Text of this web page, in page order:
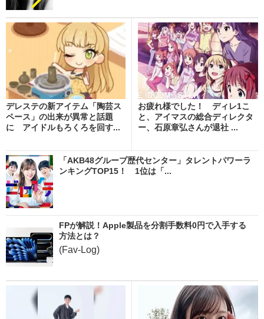
デレステの新アイテム「陶芸ス
ペース」の出来が異常と話題
に アイドルもろくろを回す...
お疲れ様でした！ ディレ1こ
と、アイマスの総合ディレクタ
ー、石原章弘さんが退社 ...
「AKB48グループ歴代センター」タレントパワーラ
ンキングTOP15！ 1位は「...
FPが解説！Apple製品を分割手数料0円で入手する
方法とは？
(Fav-Log)